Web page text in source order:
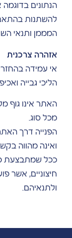
הנתונים בדוגמה
להשתנות בהתאם
המממן ותנאי
אזהרה צרכנית
אי עמידה
הליכי גבייה
האתר אינו גוף
מכל סוג.
הפנייה דרך
ואינה מהווה
ככל שמתבצעת
חיצוניים, אשר
ולתנאיהם.